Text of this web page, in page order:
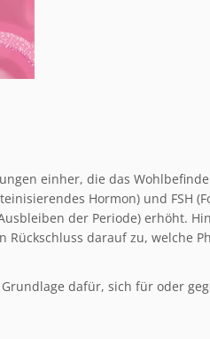
einher, die das
Hormon) und FSH
der Periode) erhöht.
darauf zu, welche
dafür, sich für oder